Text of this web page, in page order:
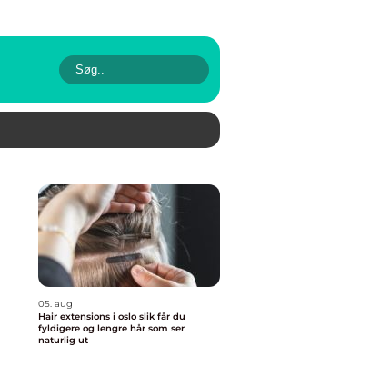
05. aug
Hair extensions i oslo slik får du
fyldigere og lengre hår som ser
naturlig ut